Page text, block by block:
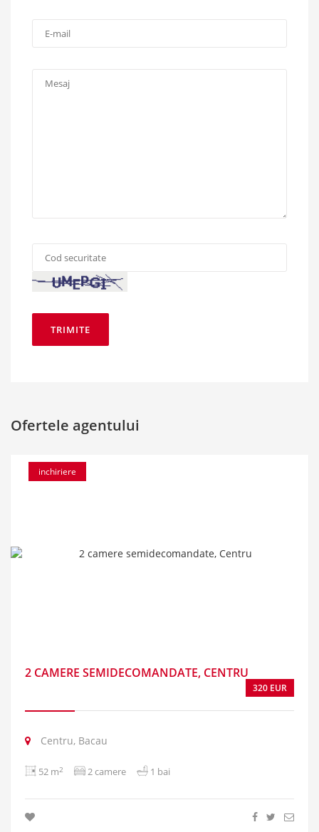
mail:
securitate:
*
Ofertele agentului
2 CAMERE SEMIDECOMANDATE, CENTRU
320 EUR
Centru, Bacau
52 m2 2 camere 1 bai
inchiriere